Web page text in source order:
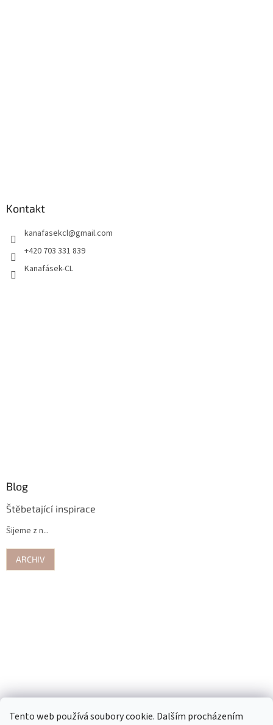
Tento web používá soubory cookie. Dalším procházením
Kontakt
kanafasekcl@gmail.com
+420 703 331 839
Kanafásek-CL
Blog
Štěbetající inspirace
Šijeme z n...
ARCHIV